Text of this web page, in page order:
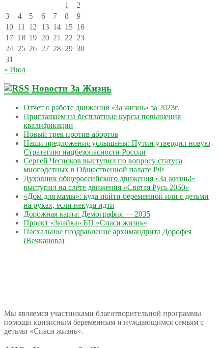
1
2
3
4 5 6 7 8
9
10 11 12 13 14 15 16
17 18 19 20 21 22 23
24 25 26 27 28 29 30
31
« Июл
Новости За Жизнь
Отчет о работе движения «За жизнь» за 2023г.
Приглашаем на бесплатные курсы повышения
квалификации
Новый трек против абортов
Наши предложения услышаны: Путин утвердил новую
Стратегию нацбезопасности России
Сергей Чесноков выступил по вопросу статуса
многодетных в Общественной палате РФ
Духовник общероссийского движения «За жизнь!»
выступил на слёте движения «Святая Русь 2050»
«Дом для мамы»: куда пойти беременной или с детьми
на руках, если некуда идти
Дорожная карта: Демография — 2035
Проект «Знайка» БП «Спаси жизнь»
Пасхальное поздравление архимандрита Дорофея
(Вечканова)
Мы являемся участниками благотворительной программы
помощи кризисным беременным и нуждающимся семьям с
детьми «Спаси жизнь».